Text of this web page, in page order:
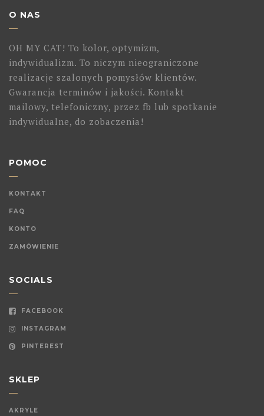
O NAS
OH MY CAT! To kolor, optymizm,
indywidualizm. To niczym nieograniczone
realizacje szalonych pomysłów klientów.
Gwarancja terminów i jakości. Kontakt
mailowy, telefoniczny, przez fb lub spotkanie
indywidualne, do zobaczenia!
POMOC
KONTAKT
FAQ
KONTO
ZAMÓWIENIE
SOCIALS
FACEBOOK
INSTAGRAM
PINTEREST
SKLEP
AKRYLE